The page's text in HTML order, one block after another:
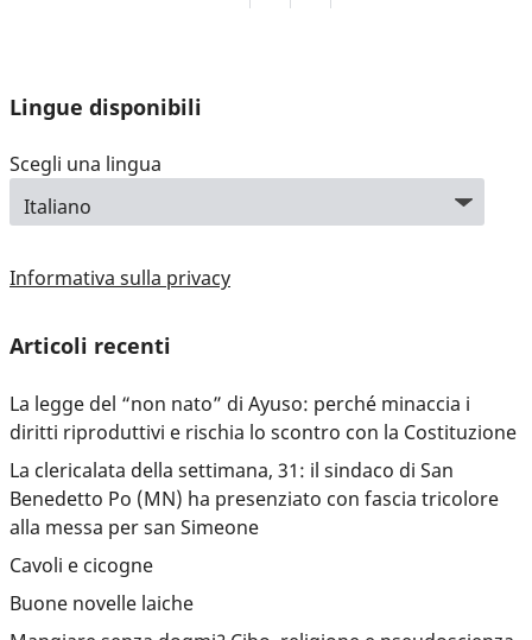
Lingue disponibili
Scegli una lingua
Informativa sulla privacy
Articoli recenti
La legge del “non nato” di Ayuso: perché minaccia i
diritti riproduttivi e rischia lo scontro con la Costituzione
La clericalata della settimana, 31: il sindaco di San
Benedetto Po (MN) ha presenziato con fascia tricolore
alla messa per san Simeone
Cavoli e cicogne
Buone novelle laiche